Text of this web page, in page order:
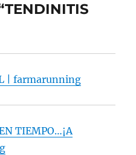
| farmarunning
TIEMPO…¡A